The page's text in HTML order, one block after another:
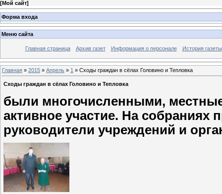
[Мой сайт]
Форма входа
Меню сайта
Главная страница Архив газет Информация о персонале История газеты
Главная » 2015 » Апрель » 1 » Сходы граждан в сёлах Головино и Тепловка
Сходы граждан в сёлах Головино и Тепловка
были многочисленными,
активное участие. На собраниях
руководители учреждений и